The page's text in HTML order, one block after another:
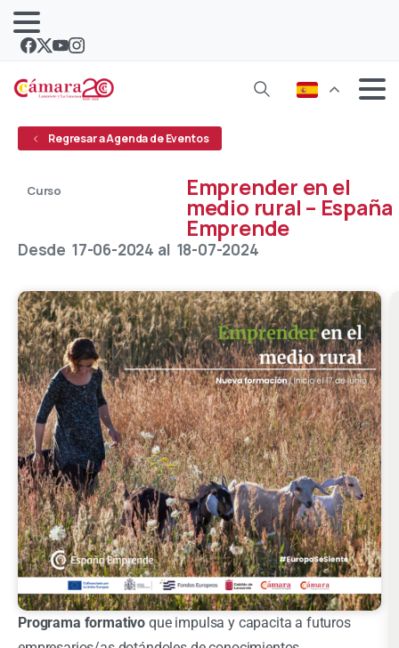
Regresar a Agenda de Eventos
Curso
Emprender en el
medio rural – España
Emprende
Desde 17-06-2024 al 18-07-2024
Programa formativo que impulsa y capacita a futuros